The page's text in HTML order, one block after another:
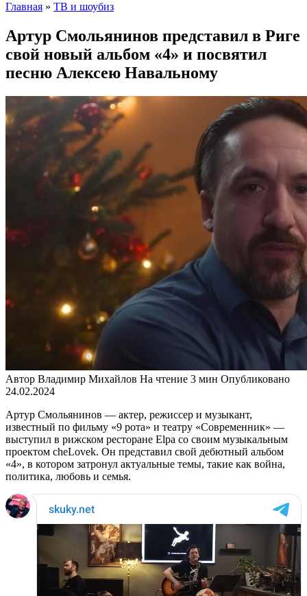
Главная » ТВ и шоубиз
Артур Смольянинов представил в Риге
свой новый альбом «4» и посвятил
песню Алексею Навальному
Автор Владимир Михайлов На чтение 3 мин Опубликовано
24.02.2024
Артур Смольянинов — актер, режиссер и музыкант,
известный по фильму «9 рота» и театру «Современник» —
выступил в рижском ресторане Elpa со своим музыкальным
проектом cheLovek. Он представил свой дебютный альбом
«4», в котором затронул актуальные темы, такие как война,
политика, любовь и семья.